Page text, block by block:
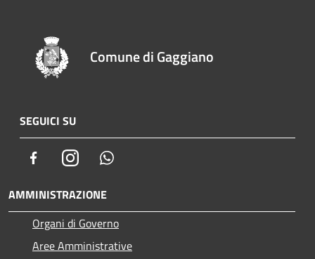
Comune di Gaggiano
SEGUICI SU
FacebookInstagram
AMMINISTRAZIONE
Organi di Governo
Aree Amministrative